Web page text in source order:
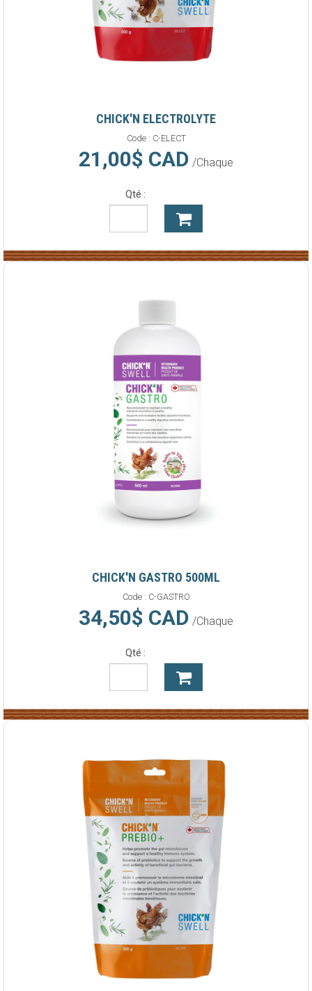
CHICK'N ELECTROLYTE
Code : C-ELECT
21,00$ CAD /Chaque
Qté :
CHICK'N GASTRO 500ML
Code : C-GASTRO
34,50$ CAD /Chaque
Qté :